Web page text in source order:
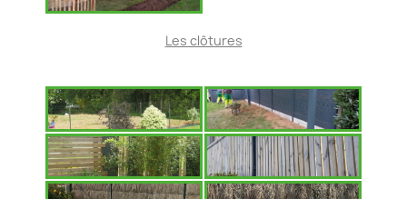
Les clôtures